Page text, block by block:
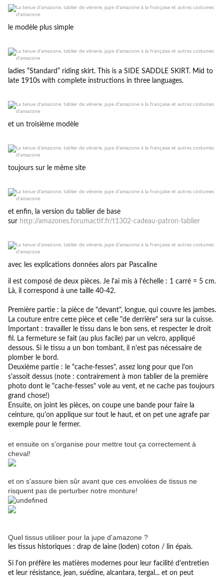
le modèle plus simple
ladies “Standard” riding skirt. This is a SIDE SADDLE SKIRT. Mid to
late 1910s with complete instructions in three languages.
et un troisième modèle
toujours sur le même site
et enfin, la version du tablier de base
sur http://amazones.forumactif.fr/t1302-cadeau-patron-tablier
avec les explications données alors par Pascaline
il est composé de deux pièces. Je l'ai mis à l'échelle : 1 carré = 5 cm.
Là, il correspond à une taille 40-42.
Première partie : la pièce de "devant", longue, qui couvre les jambes.
La couture entre cette pièce et celle "de derrière" sera sur la cuisse.
Important : travailler le tissu dans le bon sens, et respecter le droit
fil. La fermeture se fait (au plus facile) par un velcro, appliqué
dessous. Si le tissu a un bon tombant, il n'est pas nécessaire de
plomber le bord.
Deuxième partie : le "cache-fesses", assez long pour que l'on
s'assoit dessus (note : contrairement à mon tablier de la première
photo dont le "cache-fesses" vole au vent, et ne cache pas toujours
grand chose!)
Ensuite, on joint les pièces, on coupe une bande pour faire la
ceinture, qu'on applique sur tout le haut, et on pet une agrafe par
exemple pour le fermer.
et ensuite on s'organise pour mettre tout ça correctement à
cheval!
et on s'assure bien sûr avant que ces envolées de tissus ne
risquent pas de perturber notre monture!
Quel tissus utiliser pour la jupe d'amazone ?
les tissus historiques : drap de laine (loden) coton / lin épais.
Si l'on préfère les matières modernes pour leur facilité d'entretien
et leur résistance, jean, suédine, alcantara, tergal... et on peut